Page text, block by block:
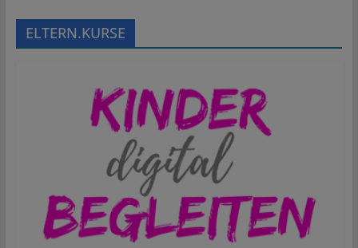
ELTERN.KURSE